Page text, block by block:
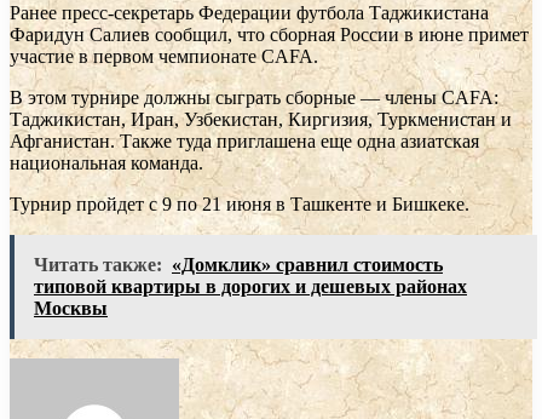
Ранее пресс‑секретарь Федерации футбола Таджикистана
Фаридун Салиев сообщил, что сборная России в июне примет
участие в первом чемпионате CAFA.
В этом турнире должны сыграть сборные — члены CAFA:
Таджикистан, Иран, Узбекистан, Киргизия, Туркменистан и
Афганистан. Также туда приглашена еще одна азиатская
национальная команда.
Турнир пройдет с 9 по 21 июня в Ташкенте и Бишкеке.
Читать также: «Домклик» сравнил стоимость
типовой квартиры в дорогих и дешевых районах
Москвы